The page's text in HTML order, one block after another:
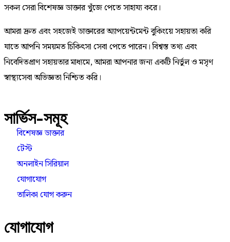
সকল সেরা বিশেষজ্ঞ ডাক্তার খুঁজে পেতে সাহায্য করে।
আমরা দ্রুত এবং সহজেই ডাক্তারের অ্যাপয়েন্টমেন্ট বুকিংয়ে সহায়তা করি
যাতে আপনি সময়মত চিকিৎসা সেবা পেতে পারেন। বিশ্বস্ত তথ্য এবং
নিবেদিতপ্রাণ সহায়তার মাধ্যমে, আমরা আপনার জন্য একটি নির্ভুল ও মসৃণ
স্বাস্থ্যসেবা অভিজ্ঞতা নিশ্চিত করি।
সার্ভিস-সমূহ
বিশেষজ্ঞ ডাক্তার
টেস্ট
অনলাইন সিরিয়াল
যোগাযোগ
তালিকা যোগ করুন
যোগাযোগ